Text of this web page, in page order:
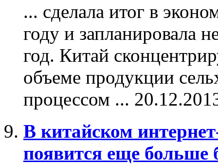
... сделала итог в
году и запланировала
год. Китай
объеме продукции
процессом ...
В китайском
появится еще больше